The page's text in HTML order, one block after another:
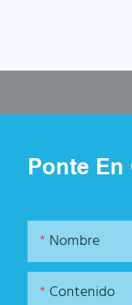
Ponte
Nombre
Contenido